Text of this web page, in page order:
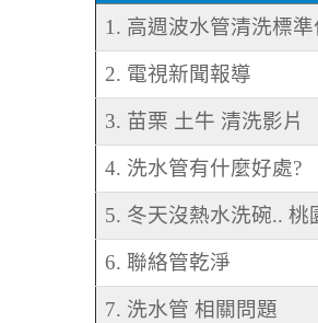
1. 高週波水管清洗標準
2. 電視新聞報導
3. 苗栗 土牛 清洗影片
4. 洗水管有什麼好處?
5. 冬天沒熱水洗碗..
6. 聯絡管乾淨
7. 洗水管 相關問題